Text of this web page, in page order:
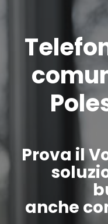
Prova il
anche